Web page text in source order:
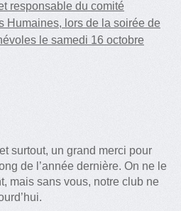
responsable du comité
Humaines, lors de la soirée de
le samedi 16 octobre
surtout, un grand merci pour
de l’année dernière. On ne le
mais sans vous, notre club ne